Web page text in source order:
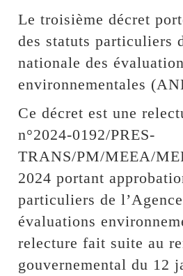
Le troisième décret
des statuts particuliers
nationale des
environnementales
Ce décret est une
n°2024-0192/PRES-
TRANS/PM/MEEA/
2024 portant
particuliers de
évaluations
relecture fait suite au
gouvernemental du 12